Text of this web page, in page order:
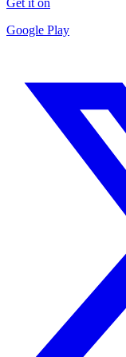
Google Play